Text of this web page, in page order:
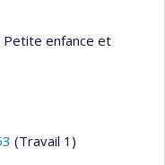
Petite enfance et
(Travail 1)